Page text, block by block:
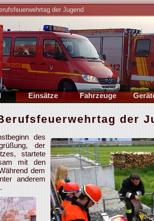
der Jugend
Einsätze
2025
Archiv
Statistik
Fahrzeuge
MZF
Oldtimer
der
des
der
startete
mit den
dem
anderem